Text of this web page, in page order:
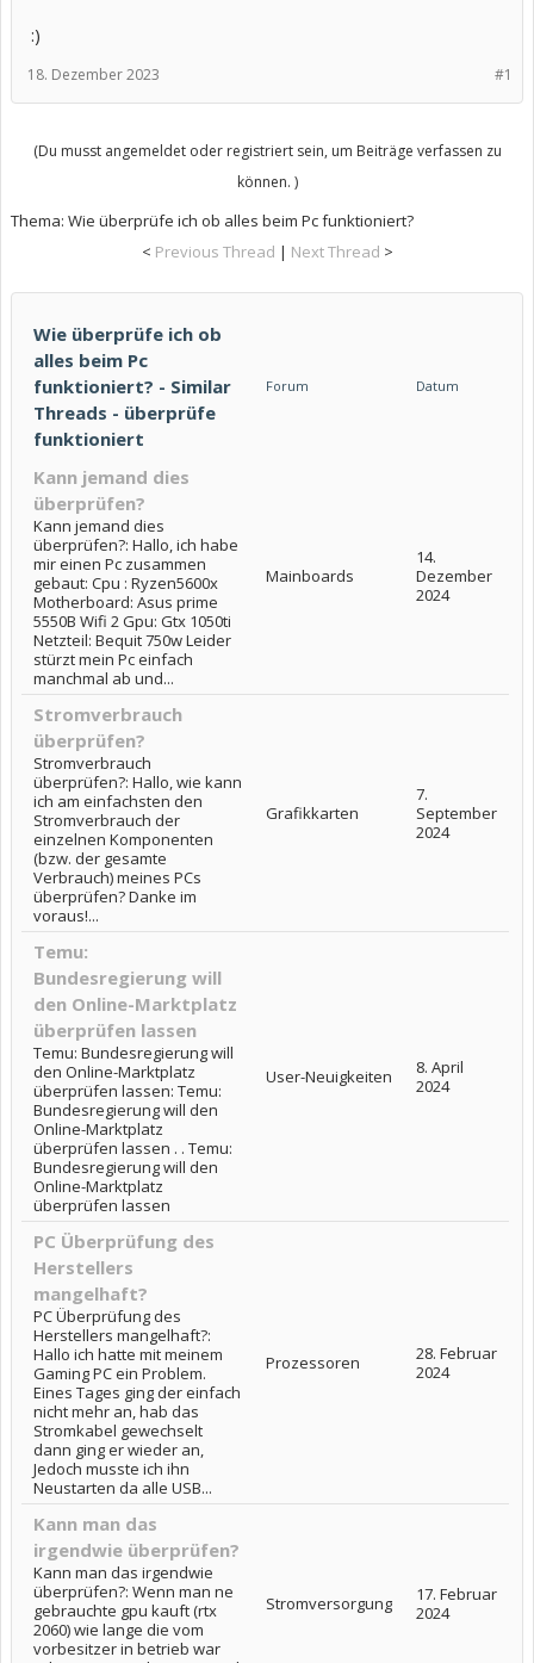
:)
#1
18. Dezember 2023
(Du musst angemeldet oder registriert sein, um Beiträge verfassen zu
können. )
Thema: Wie überprüfe ich ob alles beim Pc funktioniert?
< Previous Thread | Next Thread >
Wie überprüfe ich ob
alles beim Pc
funktioniert? - Similar
Threads - überprüfe
funktioniert
Forum Datum
Kann jemand dies
überprüfen?
Kann jemand dies
überprüfen?: Hallo, ich habe
mir einen Pc zusammen
gebaut: Cpu : Ryzen5600x
Motherboard: Asus prime
5550B Wifi 2 Gpu: Gtx 1050ti
Netzteil: Bequit 750w Leider
stürzt mein Pc einfach
manchmal ab und...
Mainboards
14.
Dezember
2024
Stromverbrauch
überprüfen?
Stromverbrauch
überprüfen?: Hallo, wie kann
ich am einfachsten den
Stromverbrauch der
einzelnen Komponenten
(bzw. der gesamte
Verbrauch) meines PCs
überprüfen? Danke im
voraus!...
Grafikkarten
7.
September
2024
Temu:
Bundesregierung will
den Online-Marktplatz
überprüfen lassen
Temu: Bundesregierung will
den Online-Marktplatz
überprüfen lassen: Temu:
Bundesregierung will den
Online-Marktplatz
überprüfen lassen . . Temu:
Bundesregierung will den
Online-Marktplatz
überprüfen lassen
User-Neuigkeiten
8. April
2024
PC Überprüfung des
Herstellers
mangelhaft?
PC Überprüfung des
Herstellers mangelhaft?:
Hallo ich hatte mit meinem
Gaming PC ein Problem.
Eines Tages ging der einfach
nicht mehr an, hab das
Stromkabel gewechselt
dann ging er wieder an,
Jedoch musste ich ihn
Neustarten da alle USB...
Prozessoren
28. Februar
2024
Kann man das
irgendwie überprüfen?
Kann man das irgendwie
überprüfen?: Wenn man ne
gebrauchte gpu kauft (rtx
2060) wie lange die vom
vorbesitzer in betrieb war
Stromversorgung
17. Februar
2024